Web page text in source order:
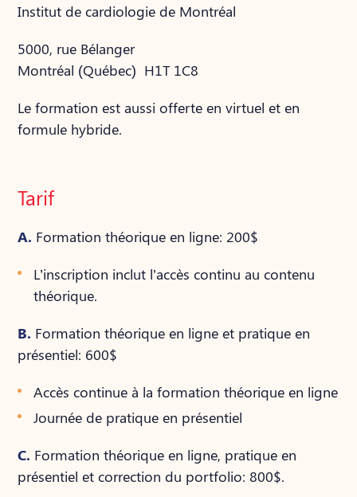
Institut de cardiologie de Montréal
5000, rue Bélanger
Montréal (Québec) H1T 1C8
Le formation est aussi offerte en virtuel et en
formule hybride.
Tarif
A. Formation théorique en ligne: 200$
L’inscription inclut l’accès continu au contenu
théorique.
B. Formation théorique en ligne et pratique en
présentiel: 600$
Accès continue à la formation théorique en ligne
Journée de pratique en présentiel
C. Formation théorique en ligne, pratique en
présentiel et correction du portfolio: 800$.